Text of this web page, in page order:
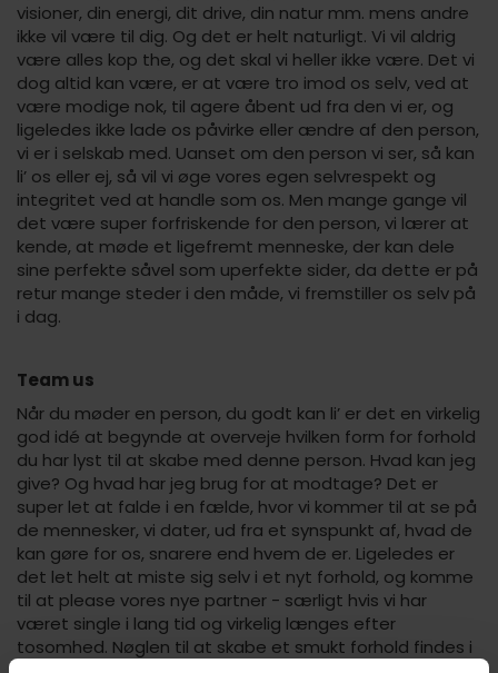
visioner, din energi, dit drive, din natur mm. mens andre
ikke vil være til dig. Og det er helt naturligt. Vi vil aldrig
være alles kop the, og det skal vi heller ikke være. Det vi
dog altid kan være, er at være tro imod os selv, ved at
være modige nok, til agere åbent ud fra den vi er, og
ligeledes ikke lade os påvirke eller ændre af den person,
vi er i selskab med. Uanset om den person vi ser, så kan
li’ os eller ej, så vil vi øge vores egen selvrespekt og
integritet ved at handle som os. Men mange gange vil
det være super forfriskende for den person, vi lærer at
kende, at møde et ligefremt menneske, der kan dele
sine perfekte såvel som uperfekte sider, da dette er på
retur mange steder i den måde, vi fremstiller os selv på
i dag.
Team us
Når du møder en person, du godt kan li’ er det en virkelig
god idé at begynde at overveje hvilken form for forhold
du har lyst til at skabe med denne person. Hvad kan jeg
give? Og hvad har jeg brug for at modtage? Det er
super let at falde i en fælde, hvor vi kommer til at se på
de mennesker, vi dater, ud fra et synspunkt af, hvad de
kan gøre for os, snarere end hvem de er. Ligeledes er
det let helt at miste sig selv i et nyt forhold, og komme
til at please vores nye partner - særligt hvis vi har
været single i lang tid og virkelig længes efter
tosomhed. Nøglen til at skabe et smukt forhold findes i